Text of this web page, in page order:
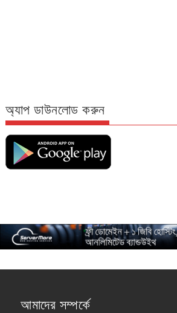
অ্যাপ ডাউনলোড করুন
আমাদের সম্পর্কে